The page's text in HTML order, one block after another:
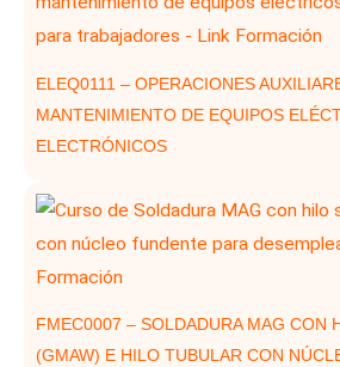
ELEQ0111 – OPERACIONES
MANTENIMIENTO DE EQUIPOS
ELECTRÓNICOS
FMEC0007 – SOLDADURA MAG CON
(GMAW) E HILO TUBULAR CON